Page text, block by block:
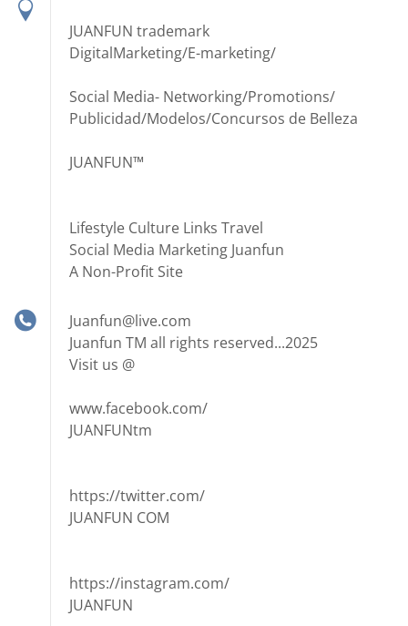
JUANFUN trademark
DigitalMarketing/E-marketing/
Social Media- Networking/Promotions/
Publicidad/Modelos/Concursos de Belleza
JUANFUN™
Lifestyle Culture Links Travel
Social Media Marketing Juanfun
A Non-Profit Site
Juanfun@live.com
Juanfun TM all rights reserved...2025
Visit us @
www.facebook.com/
JUANFUNtm
https://twitter.com/
JUANFUN COM
https://instagram.com/
JUANFUN